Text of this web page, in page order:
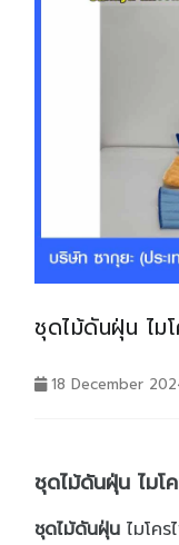
ชุดไม้ดันฝุ่น ไม
18 December
ชุดไม้ดันฝุ่น ไมโ
ชุดไม้ดันฝุ่น ไมโค